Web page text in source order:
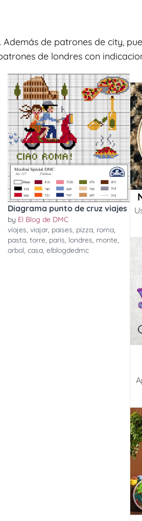
de patrones de city,
de londres con
Diagrama punto de cruz viajes
by El Blog de DMC
viajes,viajar, paises, pizza, roma,
pasta,torre, paris, londres, monte,
arbol,casa,elblogdedmc